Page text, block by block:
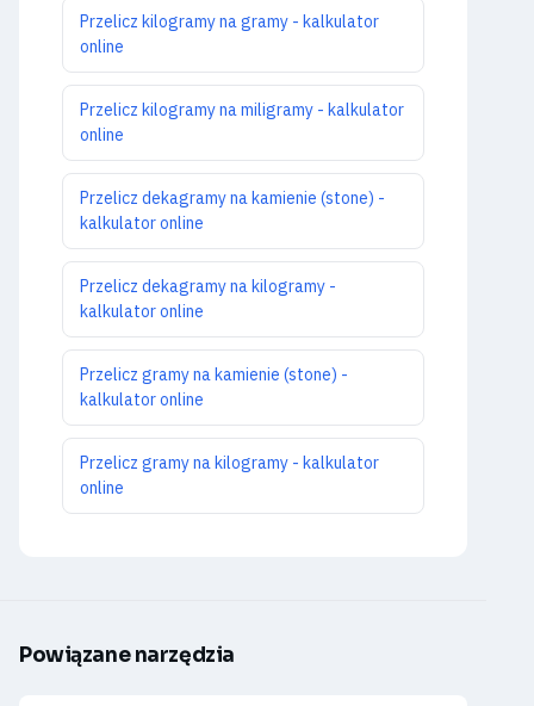
Przelicz kilogramy na gramy - kalkulator
online
Przelicz kilogramy na miligramy - kalkulator
online
Przelicz dekagramy na kamienie (stone) -
kalkulator online
Przelicz dekagramy na kilogramy -
kalkulator online
Przelicz gramy na kamienie (stone) -
kalkulator online
Przelicz gramy na kilogramy - kalkulator
online
Powiązane narzędzia